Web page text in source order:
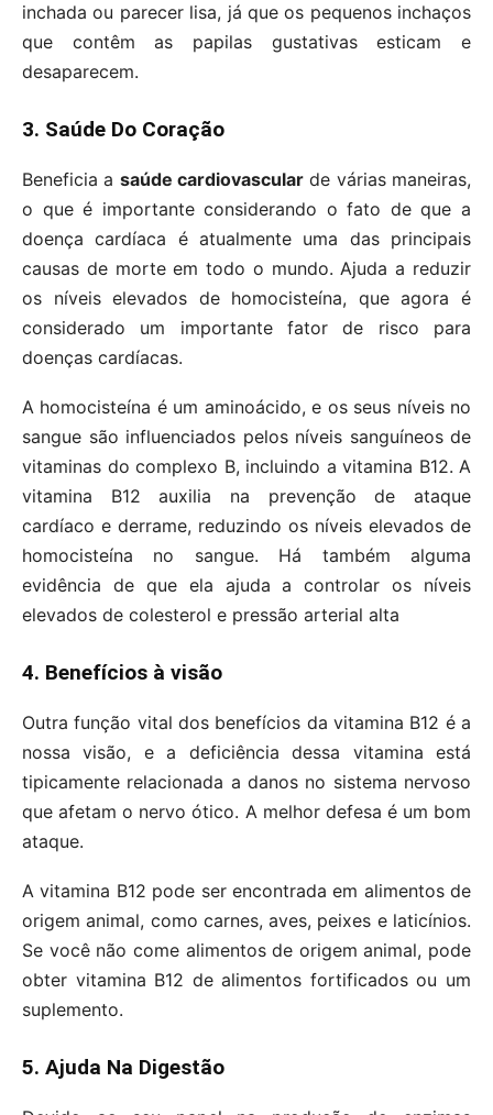
inchada ou parecer lisa, já que os pequenos inchaços
que contêm as papilas gustativas esticam e
desaparecem.
3. Saúde Do Coração
Beneficia a saúde cardiovascular de várias maneiras,
o que é importante considerando o fato de que a
doença cardíaca é atualmente uma das principais
causas de morte em todo o mundo. Ajuda a reduzir
os níveis elevados de homocisteína, que agora é
considerado um importante fator de risco para
doenças cardíacas.
A homocisteína é um aminoácido, e os seus níveis no
sangue são influenciados pelos níveis sanguíneos de
vitaminas do complexo B, incluindo a vitamina B12. A
vitamina B12 auxilia na prevenção de ataque
cardíaco e derrame, reduzindo os níveis elevados de
homocisteína no sangue. Há também alguma
evidência de que ela ajuda a controlar os níveis
elevados de colesterol e pressão arterial alta
4. Benefícios à visão
Outra função vital dos benefícios da vitamina B12 é a
nossa visão, e a deficiência dessa vitamina está
tipicamente relacionada a danos no sistema nervoso
que afetam o nervo ótico. A melhor defesa é um bom
ataque.
A vitamina B12 pode ser encontrada em alimentos de
origem animal, como carnes, aves, peixes e laticínios.
Se você não come alimentos de origem animal, pode
obter vitamina B12 de alimentos fortificados ou um
suplemento.
5. Ajuda Na Digestão